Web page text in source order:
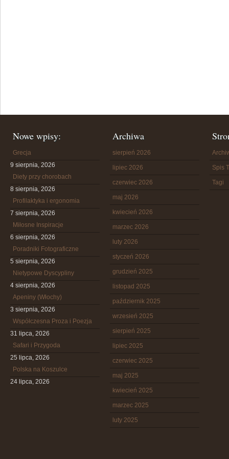
Nowe wpisy:
Grecja
9 sierpnia, 2026
Diety przy chorobach
8 sierpnia, 2026
Profilaktyka i ergonomia
7 sierpnia, 2026
Miłosne Inspiracje
6 sierpnia, 2026
Poradniki Fotograficzne
5 sierpnia, 2026
Nietypowe Dyscypliny
4 sierpnia, 2026
Apeniny (Włochy)
3 sierpnia, 2026
Współczesna Proza i Poezja
31 lipca, 2026
Safari i Przygoda
25 lipca, 2026
Polska na Koszulce
24 lipca, 2026
Archiwa
sierpień 2026
lipiec 2026
czerwiec 2026
maj 2026
kwiecień 2026
marzec 2026
luty 2026
styczeń 2026
grudzień 2025
listopad 2025
październik 2025
wrzesień 2025
sierpień 2025
lipiec 2025
czerwiec 2025
maj 2025
kwiecień 2025
marzec 2025
luty 2025
Spis
Tagi